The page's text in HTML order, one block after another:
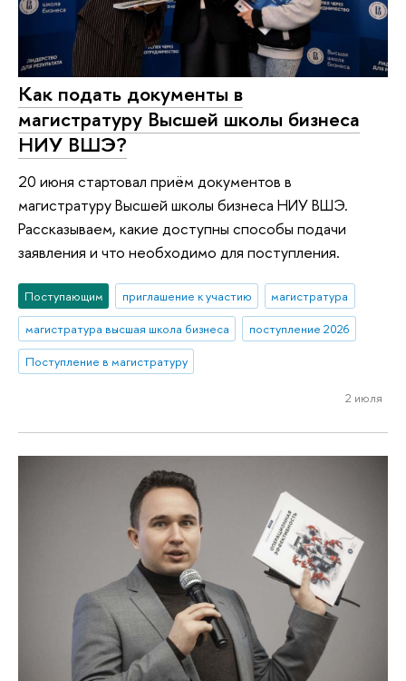
Как подать документы в
магистратуру Высшей школы бизнеса
НИУ ВШЭ?
20 июня стартовал приём документов в
магистратуру Высшей школы бизнеса НИУ ВШЭ.
Рассказываем, какие доступны способы подачи
заявления и что необходимо для поступления.
Поступающим приглашение к участию
магистратура
магистратура высшая школа бизнеса
поступление 2026
Поступление в магистратуру
2 июля